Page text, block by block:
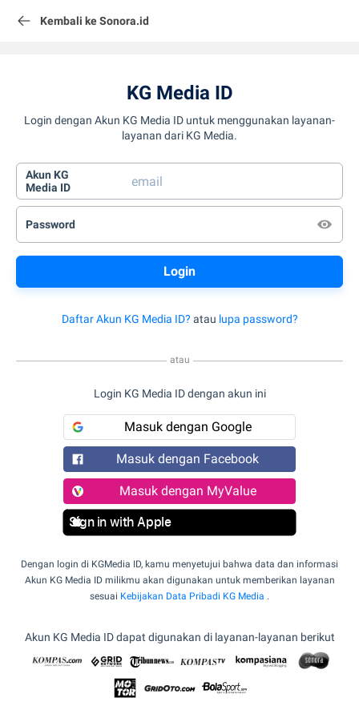
Kembali ke Sonora.id
KG Media ID
Login dengan Akun KG Media ID untuk menggunakan layanan-
layanan dari KG Media.
Akun KG
Media ID
Password
Daftar Akun KG Media ID? atau lupa password?
atau
Login KG Media ID dengan akun ini
Masuk dengan Google
Masuk dengan Facebook
Masuk dengan MyValue
Sign in with Apple
Dengan login di KGMedia ID, kamu menyetujui bahwa data dan informasi
Akun KG Media ID milikmu akan digunakan untuk memberikan layanan
sesuai Kebijakan Data Pribadi KG Media .
Akun KG Media ID dapat digunakan di layanan-layanan berikut